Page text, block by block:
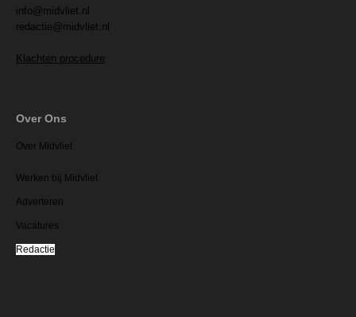
info@midvliet.nl
redactie@midvliet.nl
Klachten procedure
Over Ons
Over Midvliet
Werken bij Midvliet
Adverteren
Vacatures
Redactie